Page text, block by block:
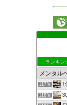
ランキン
117位 †
118位